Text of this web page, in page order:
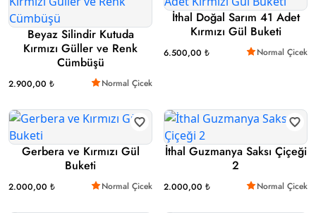
Beyaz Silindir Kutuda
Kırmızı Güller ve Renk
Cümbüşü
2.900,00 ₺ Normal Çicek
İthal Doğal Sarım 41 Adet
Kırmızı Gül Buketi
6.500,00 ₺ Normal Çicek
Gerbera ve Kırmızı Gül
Buketi
2.000,00 ₺ Normal Çicek
İthal Guzmanya Saksı Çiçeği
2
2.000,00 ₺ Normal Çicek